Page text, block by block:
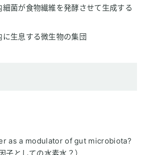
菌が食物繊維を発酵させて生成する
生息する微生物の集団
as a modulator of gut microbiota?